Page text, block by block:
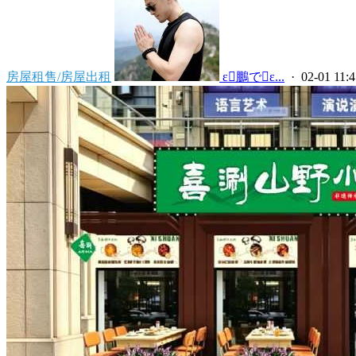
房屋租售/房屋出租  ε鵬でε... · 02-01